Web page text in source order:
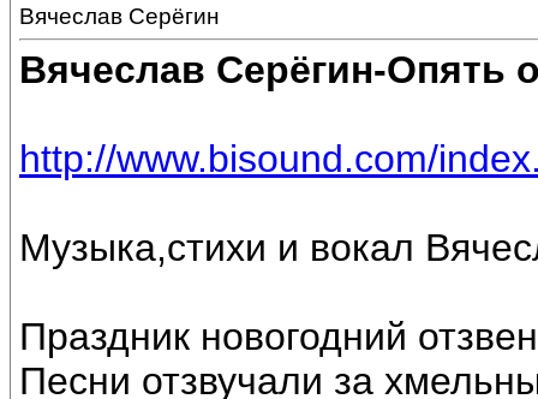
Вячеслав Серёгин
Вячеслав Серёгин-Опять
http://www.bisound.com/
Музыка,стихи и вокал
Праздник новогодний
Песни отзвучали за